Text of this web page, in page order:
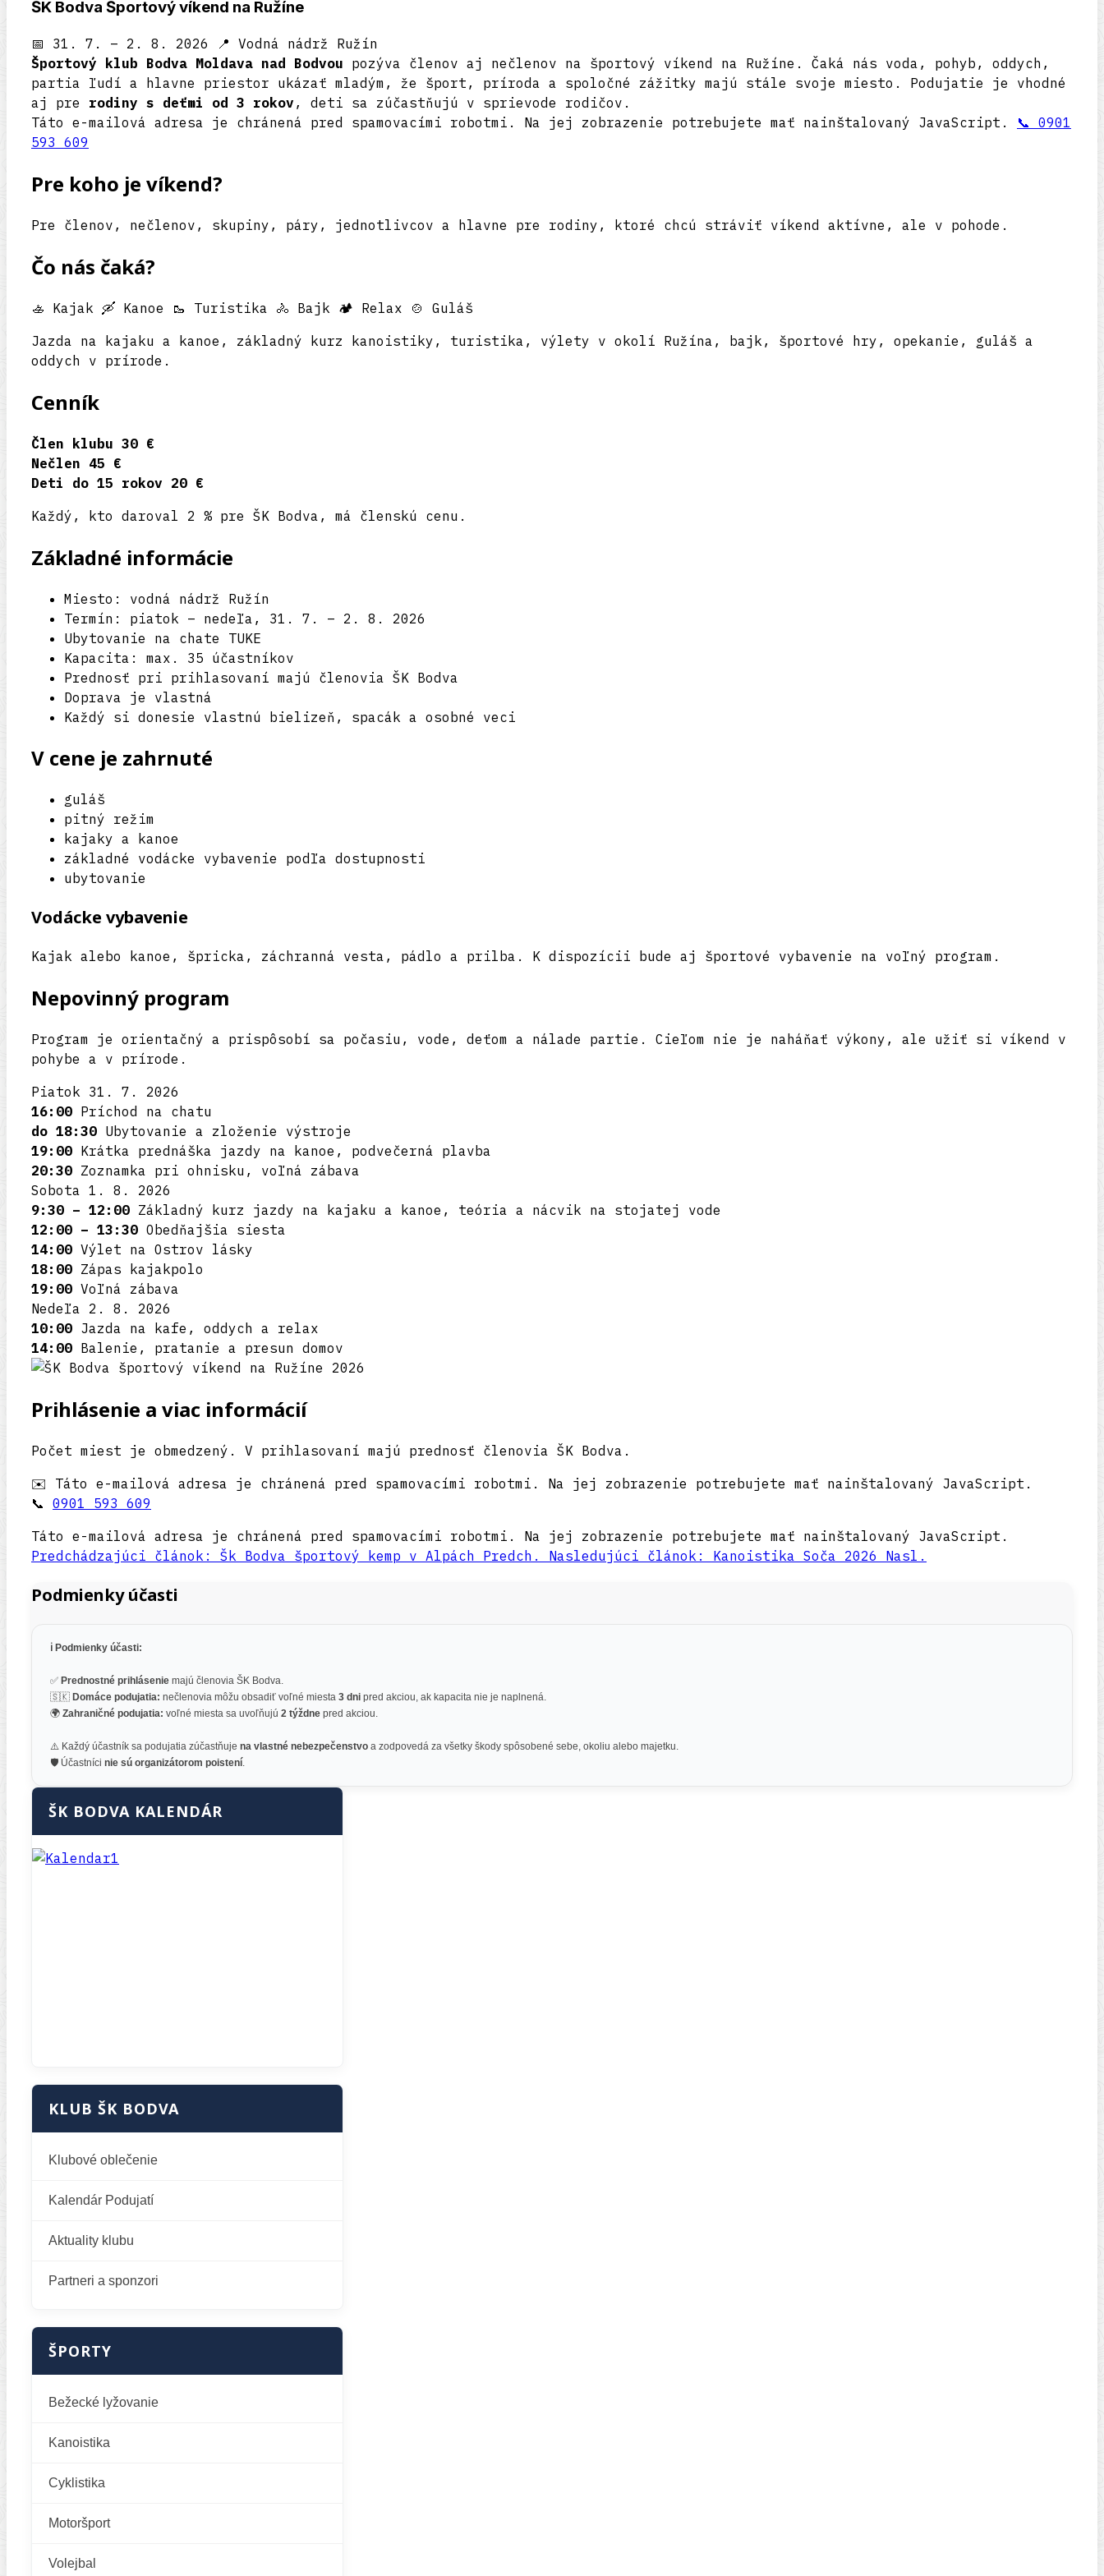
ŠK Bodva Športový víkend na Ružíne
📅 31. 7. – 2. 8. 2026
📍 Vodná nádrž Ružín
Športový klub Bodva Moldava nad Bodvou pozýva členov aj nečlenov na športový víkend na Ružíne. Čaká nás voda, pohyb, oddych,
partia ľudí a hlavne priestor ukázať mladým, že šport, príroda a spoločné zážitky majú stále svoje miesto. Podujatie je vhodné
aj pre rodiny s deťmi od 3 rokov , deti sa zúčastňujú v sprievode rodičov.
Táto e-mailová adresa je chránená pred spamovacími robotmi. Na jej zobrazenie potrebujete mať nainštalovaný JavaScript.
📞 0901
593 609
Pre koho je víkend?
Pre členov, nečlenov, skupiny, páry, jednotlivcov a hlavne pre rodiny, ktoré chcú stráviť víkend aktívne, ale v pohode.
Čo nás čaká?
🚣 Kajak 🛶 Kanoe 🥾 Turistika 🚴 Bajk 🏕️ Relax
🍲 Guláš
Jazda na kajaku a kanoe, základný kurz kanoistiky, turistika, výlety v okolí Ružína, bajk, športové hry, opekanie, guláš a
oddych v prírode.
Cenník
Člen klubu 30 €
Nečlen 45 €
Deti do 15 rokov 20 €
Každý, kto daroval 2 % pre ŠK Bodva, má členskú cenu.
Základné informácie
Miesto: vodná nádrž Ružín
Termín: piatok – nedeľa, 31. 7. – 2. 8. 2026
Ubytovanie na chate TUKE
Kapacita: max. 35 účastníkov
Prednosť pri prihlasovaní majú členovia ŠK Bodva
Doprava je vlastná
Každý si donesie vlastnú bielizeň, spacák a osobné veci
V cene je zahrnuté
guláš
pitný režim
kajaky a kanoe
základné vodácke vybavenie podľa dostupnosti
ubytovanie
Vodácke vybavenie
Kajak alebo kanoe, špricka, záchranná vesta, pádlo a prilba. K dispozícii bude aj športové vybavenie na voľný program.
Nepovinný program
Program je orientačný a prispôsobí sa počasiu, vode, deťom a nálade partie. Cieľom nie je naháňať výkony, ale užiť si víkend v
pohybe a v prírode.
Piatok 31. 7. 2026
16:00 Príchod na chatu
do 18:30 Ubytovanie a zloženie výstroje
19:00 Krátka prednáška jazdy na kanoe, podvečerná plavba
20:30 Zoznamka pri ohnisku, voľná zábava
Sobota 1. 8. 2026
9:30 – 12:00 Základný kurz jazdy na kajaku a kanoe, teória a nácvik na stojatej vode
12:00 – 13:30 Obedňajšia siesta
14:00 Výlet na Ostrov lásky
18:00 Zápas kajakpolo
19:00 Voľná zábava
Nedeľa 2. 8. 2026
10:00 Jazda na kafe, oddych a relax
14:00 Balenie, pratanie a presun domov
Prihlásenie a viac informácií
Počet miest je obmedzený. V prihlasovaní majú prednosť členovia ŠK Bodva.
✉️ Táto e-mailová adresa je chránená pred spamovacími robotmi. Na jej zobrazenie potrebujete mať nainštalovaný JavaScript.
📞 0901 593 609
Táto e-mailová adresa je chránená pred spamovacími robotmi. Na jej zobrazenie potrebujete mať nainštalovaný JavaScript.
Predchádzajúci článok: Šk Bodva športový kemp v Alpách Predch. Nasledujúci článok: Kanoistika Soča 2026 Nasl.
Podmienky účasti
ℹ️ Podmienky účasti:
✅ Prednostné prihlásenie majú členovia ŠK Bodva.
🇸🇰 Domáce podujatia: nečlenovia môžu obsadiť voľné miesta 3 dni pred akciou, ak kapacita nie je naplnená.
🌍 Zahraničné podujatia: voľné miesta sa uvoľňujú 2 týždne pred akciou.
⚠️ Každý účastník sa podujatia zúčastňuje na vlastné nebezpečenstvo a zodpovedá za všetky škody spôsobené sebe, okoliu alebo majetku.
🛡️ Účastníci nie sú organizátorom poistení.
ŠK BODVA KALENDÁR
KLUB ŠK BODVA
Klubové oblečenie
Kalendár Podujatí
Aktuality klubu
Partneri a sponzori
ŠPORTY
Bežecké lyžovanie
Kanoistika
Cyklistika
Motoršport
Volejbal